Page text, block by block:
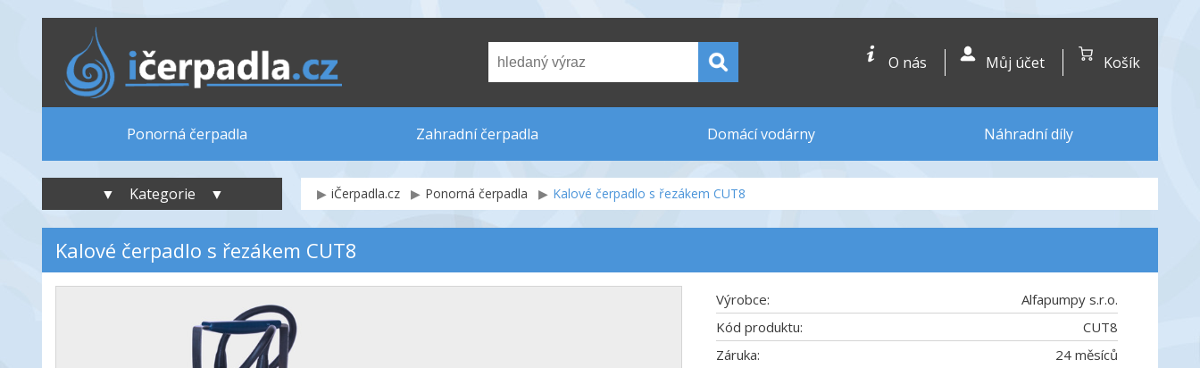
Košík
Můj účet
O nás
Ponorná čerpadla Zahradní čerpadla Domácí vodárny Náhradní díly
▼ Kategorie ▼ iČerpadla.cz Ponorná čerpadla Kalové čerpadlo s řezákem CUT8
Kalové čerpadlo s řezákem CUT8
Výrobce:
Alfapumpy s.r.o.
Kód produktu:
CUT8
Záruka:
24 měsíců